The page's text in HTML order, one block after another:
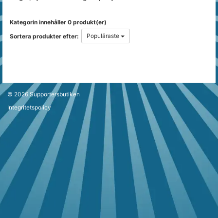
Kategorin innehåller 0 produkt(er)
Sortera produkter efter:
Populäraste
© 2026 Supportersbutiken
Integritetspolicy